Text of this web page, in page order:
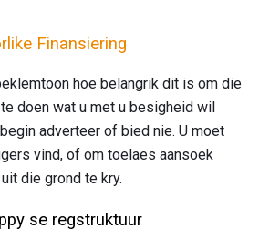
Finansiering
hoe belangrik dit is om die
doen wat u met u besigheid wil
adverteer of bied nie. U moet
vind, of om toelaes aansoek
die grond te kry.
se regstruktuur